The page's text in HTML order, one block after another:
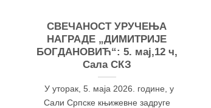
СВЕЧАНОСТ УРУЧЕЊА
НАГРАДЕ „ДИМИТРИЈЕ
БОГДАНОВИЋ“: 5. мај,12 ч,
Сала СКЗ
У уторак, 5. маја 2026. године, у
Сали Српске књижевне задруге